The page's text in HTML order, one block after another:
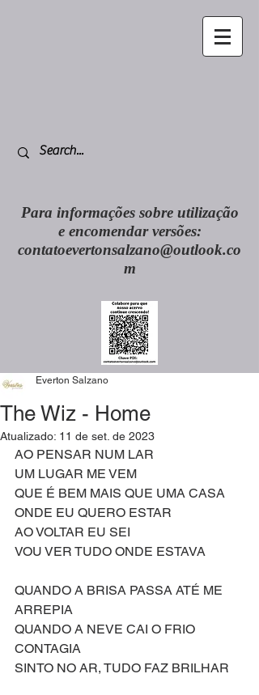
Para informações sobre utilização
e encomendar versões:
contatoevertonsalzano@outlook.co
m
The Wiz - Home
Everton Salzano
Atualizado: 11 de set. de 2023
AO PENSAR NUM LAR
UM LUGAR ME VEM
QUE É BEM MAIS QUE UMA CASA
ONDE EU QUERO ESTAR
AO VOLTAR EU SEI
VOU VER TUDO ONDE ESTAVA
QUANDO A BRISA PASSA ATÉ ME
ARREPIA
QUANDO A NEVE CAI O FRIO
CONTAGIA
SINTO NO AR, TUDO FAZ BRILHAR